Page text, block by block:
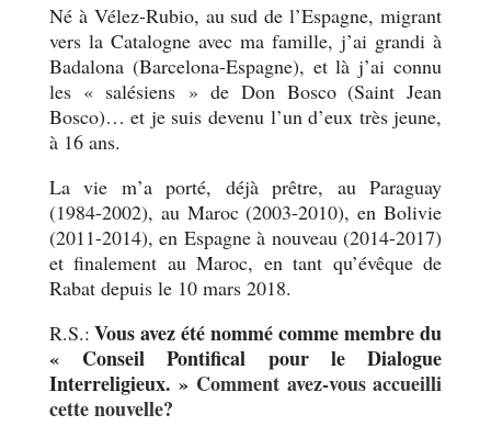
Né à Vélez-Rubio, au sud de l’Espagne, migrant
vers la Catalogne avec ma famille, j’ai grandi à
Badalona (Barcelona-Espagne), et là j’ai connu
les « salésiens » de Don Bosco (Saint Jean
Bosco)… et je suis devenu l’un d’eux très jeune,
à 16 ans.
La vie m’a porté, déjà prêtre, au Paraguay
(1984-2002), au Maroc (2003-2010), en Bolivie
(2011-2014), en Espagne à nouveau (2014-2017)
et finalement au Maroc, en tant qu’évêque de
Rabat depuis le 10 mars 2018.
R.S.: Vous avez été nommé comme membre du
« Conseil Pontifical pour le Dialogue
Interreligieux. » Comment avez-vous accueilli
cette nouvelle?